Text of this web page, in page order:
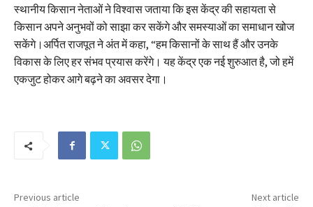
स्थानीय किसान नेताओं ने विश्वास जताया कि इस केंद्र की सहायता से
किसान अपने अनुभवों को साझा कर सकेंगे और समस्याओं का समाधान खोज
सकेंगे।अर्पित राजपूत ने अंत में कहा, “हम किसानों के साथ हैं और उनके
विकास के लिए हर संभव प्रयास करेंगे। यह केंद्र एक नई शुरुआत है, जो हमें
एकजुट होकर आगे बढ़ने का अवसर देगा।
Previous article Next article